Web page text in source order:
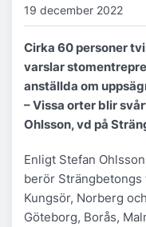
19 december 2022
Cirka 60 personer
varslar
anställda om
– Vissa orter blir
Ohlsson, vd på
Enligt Stefan
berör Strängbetongs
Kungsör, Norberg
Göteborg, Borås,